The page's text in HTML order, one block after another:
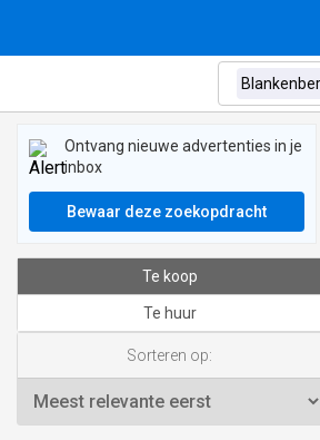
Ontvang nieuwe advertenties in je
inbox
Bewaar deze zoekopdracht
Te koop
Te huur
Sorteren op: